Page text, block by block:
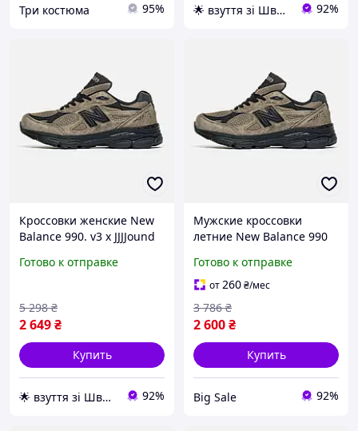
Три костюма 95% 🌟 взуття зі Швеції, миттєво 🚚💨 без передоплат 92%
Кроссовки женские New
Balance 990. v3 x JJJJound
Коричневый 41 размер
Готово к отправке
2 649₴
5 298 ₴
Купить
🌟 взуття зі Швеції, миттєво 🚚💨 без передоплат 92%
Мужские кроссовки
летние New Balance 990
41 лето
Готово к отправке
от260₴/мес
2 600₴
3 786 ₴
Купить
Big Sale 92%